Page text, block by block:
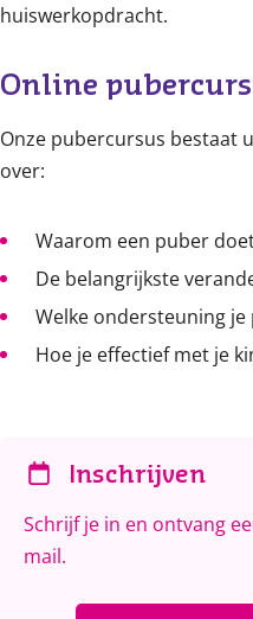
huiswerkopdracht.
Online
Onze pubercursus bestaat
over:
Waarom een puber
De belangrijkste
Welke ondersteuning
Hoe je effectief met je
Inschrijven
Schrijf je in en ontvang
mail.